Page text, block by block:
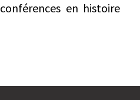
en histoire